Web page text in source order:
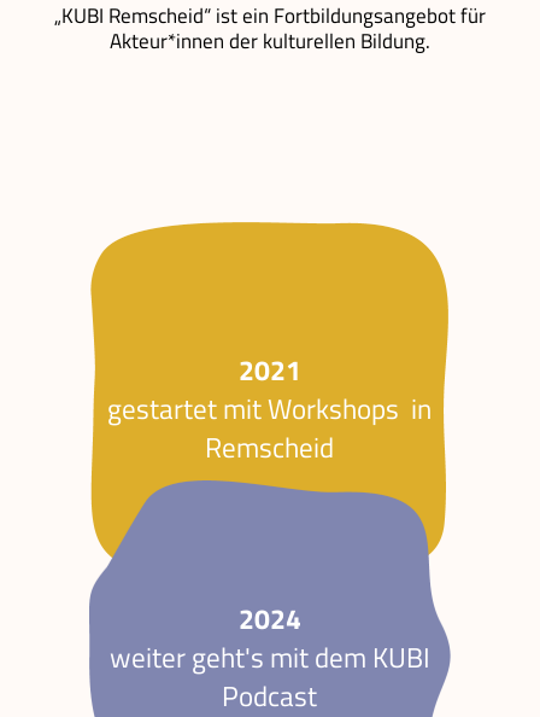
„KUBI Remscheid“ ist ein Fortbildungsangebot für
Akteur*innen der kulturellen Bildung.
2021
gestartet mit Workshops in
Remscheid
2024
weiter geht's mit dem KUBI
Podcast